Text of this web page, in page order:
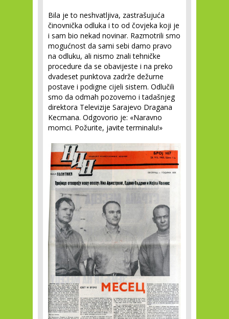
Bila je to neshvatljiva, zastrašujuća
činovnička odluka i to od čovjeka koji je
i sam bio nekad novinar. Razmotrili smo
mogućnost da sami sebi damo pravo
na odluku, ali nismo znali tehničke
procedure da se obavijeste i na preko
dvadeset punktova zadrže dežurne
postave i podigne cijeli sistem. Odlučili
smo da odmah pozovemo i tadašnjeg
direktora Televizije Sarajevo Dragana
Kecmana. Odgovorio je: «Naravno
momci. Požurite, javite terminalu!»